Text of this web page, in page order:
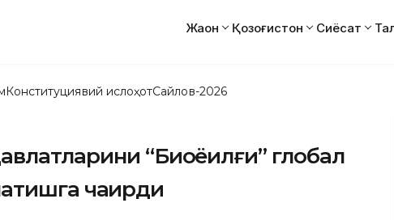
Жаҳон Қозоғистон Сиёсат
Конституциявий ислоҳотСайлов-2026
“Биоёқилғи” глобал
чақирди